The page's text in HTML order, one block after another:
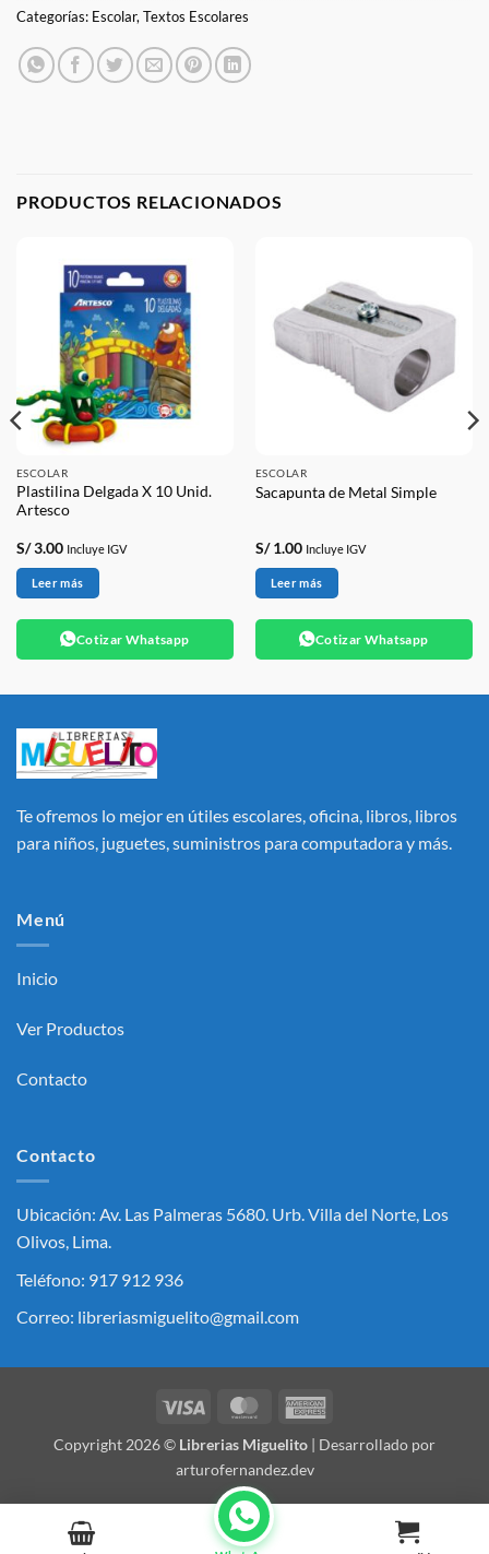
Categorías: Escolar,Textos Escolares
PRODUCTOS RELACIONADOS
ESCOLAR
Plastilina Delgada X 10 Unid.
Artesco
S/3.00 Incluye IGV
Leer más
Cotizar Whatsapp
ESCOLAR
Sacapunta de Metal Simple
S/1.00 Incluye IGV
Leer más
Cotizar Whatsapp
Te ofremos lo mejor en útiles escolares, oficina, libros, libros
para niños, juguetes, suministros para computadora y más.
Menú
Inicio
Ver Productos
Contacto
Contacto
Ubicación: Av. Las Palmeras 5680. Urb. Villa del Norte, Los
Olivos, Lima.
Teléfono: 917 912 936
Correo: libreriasmiguelito@gmail.com
Visa MasterCard
Copyright 2026 © Librerias Miguelito | Desarrollado por
arturofernandez.dev